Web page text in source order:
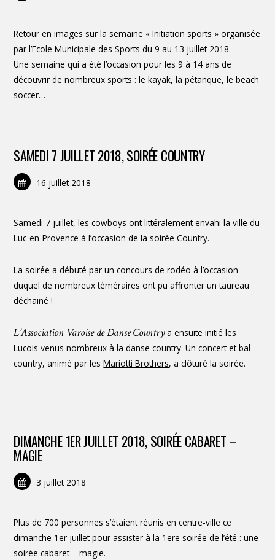
Retour en images sur la semaine « Initiation sports » organisée
par l’Ecole Municipale des Sports du 9 au 13 juillet 2018.
Une semaine qui a été l’occasion pour les 9 à 14 ans de
découvrir de nombreux sports : le kayak, la pétanque, le beach
soccer…
SAMEDI 7 JUILLET 2018, SOIRÉE COUNTRY
16 juillet 2018
Samedi 7 juillet, les cowboys ont littéralement envahi la ville du
Luc-en-Provence à l’occasion de la soirée Country.
La soirée a débuté par un concours de rodéo à l’occasion
duquel de nombreux téméraires ont pu affronter un taureau
déchainé !
L’Association Varoise de Danse Countrya ensuite initié les
Lucois venus nombreux à la danse country. Un concert et bal
country, animé par lesMariotti Brothers, a clôturé la soirée.
DIMANCHE 1ER JUILLET 2018, SOIRÉE CABARET –
MAGIE
3 juillet 2018
Plus de 700 personnes s’étaient réunis en centre-ville ce
dimanche 1er juillet pour assister à la 1ere soirée de l’été : une
soirée cabaret – magie.